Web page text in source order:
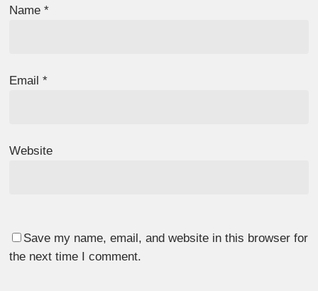
Name*
Email*
Website
Save my name, email, and website in this browser for
the next time I comment.